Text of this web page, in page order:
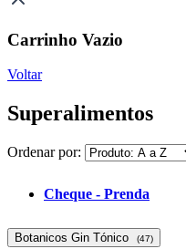
Carrinho Vazio
Voltar
Superalimentos
Ordenar por:
Cheque - Prenda
Botanicos Gin Tónico (47)